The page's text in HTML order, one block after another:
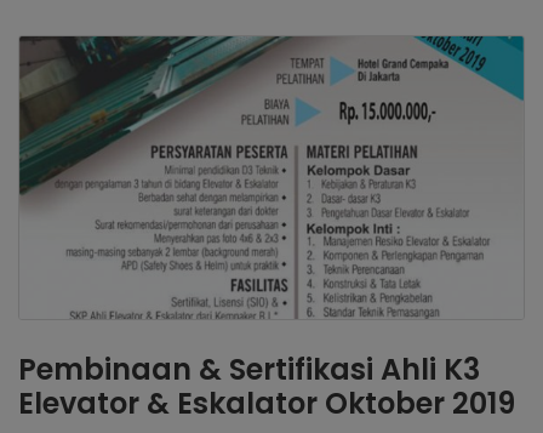
Pembinaan & Sertifikasi Ahli K3
Elevator & Eskalator Oktober 2019